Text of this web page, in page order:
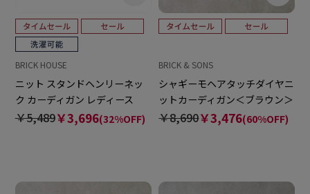
BRICK HOUSE
ニット スタンドヘンリーネッ
ク カーディガン レディース
￥5,489￥3,696(32%OFF)
BRICK & SONS
シャギーモヘアタッチダイヤニ
ットカーディガン＜ブラウン＞
￥8,690￥3,476(60%OFF)